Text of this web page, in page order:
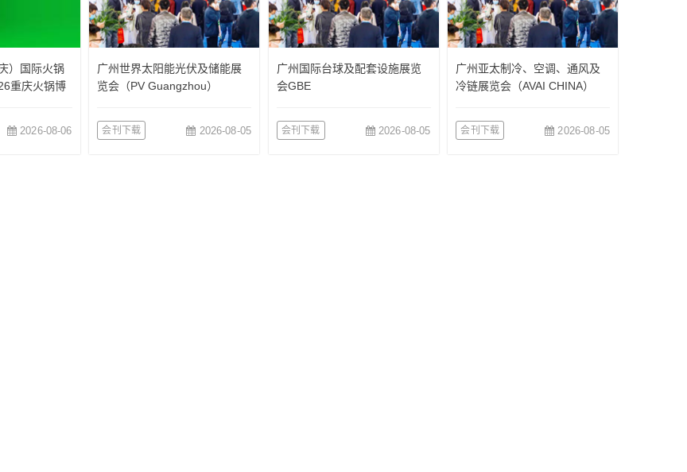
）国际火锅
重庆火锅博
2026-08-06
广州世界太阳能光伏及储能展
览会（PV Guangzhou）
会刊下载 2026-08-05
广州国际台球及配套设施展览
会GBE
会刊下载 2026-08-05
广州亚太制冷、空调、通风及
冷链展览会（AVAI CHINA）
会刊下载 2026-08-05